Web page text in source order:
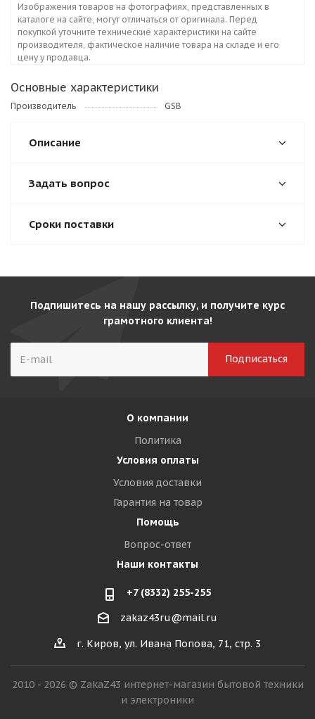
Изображения товаров на фотографиях, представленных в
каталоге на сайте, могут отличаться от оригинала. Перед
покупкой уточните технические характеристики на сайте
производителя, фактическое наличие товара на складе и его
цену у продавца.
Основные характеристики
Производитель GSB
Описание
Задать вопрос
Сроки поставки
Подпишитесь на нашу рассылку, и получите курс
грамотного клиента!
О компании
Политика
Условия оплаты
Условия доставки
Гарантия на товар
Помощь
Вопрос-ответ
Наши контакты
+7 (8332) 255-255
zakaz43ru@mail.ru
г. Киров, ул. Ивана Попова, 71, стр. 3
2010 - 2026 © ZakaZ43 интернет-магазин бытовой техники
и электроники